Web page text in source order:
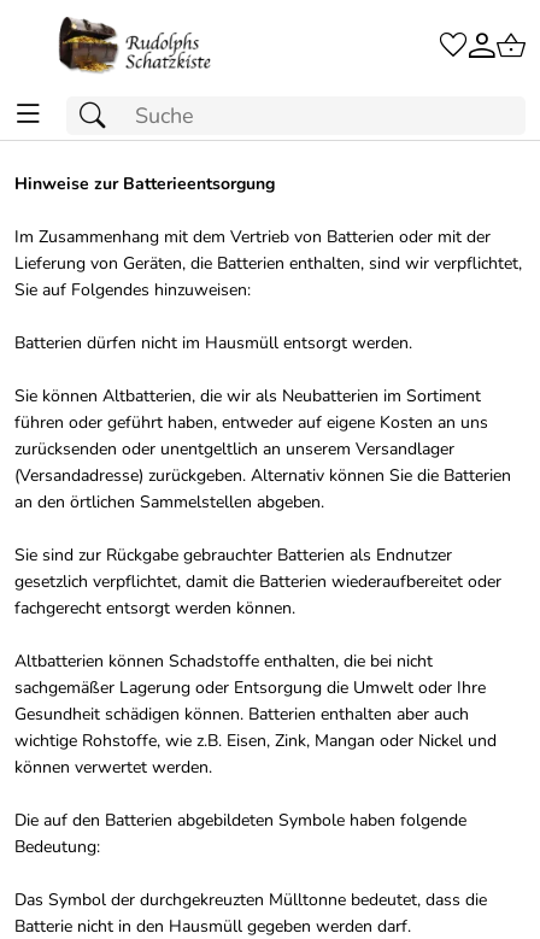
Hinweise zur Batterieentsorgung
Im Zusammenhang mit dem Vertrieb von Batterien oder mit der
Lieferung von Geräten, die Batterien enthalten, sind wir verpflichtet,
Sie auf Folgendes hinzuweisen:
Batterien dürfen nicht im Hausmüll entsorgt werden.
Sie können Altbatterien, die wir als Neubatterien im Sortiment
führen oder geführt haben, entweder auf eigene Kosten an uns
zurücksenden oder unentgeltlich an unserem Versandlager
(Versandadresse) zurückgeben. Alternativ können Sie die Batterien
an den örtlichen Sammelstellen abgeben.
Sie sind zur Rückgabe gebrauchter Batterien als Endnutzer
gesetzlich verpflichtet, damit die Batterien wiederaufbereitet oder
fachgerecht entsorgt werden können.
Altbatterien können Schadstoffe enthalten, die bei nicht
sachgemäßer Lagerung oder Entsorgung die Umwelt oder Ihre
Gesundheit schädigen können. Batterien enthalten aber auch
wichtige Rohstoffe, wie z.B. Eisen, Zink, Mangan oder Nickel und
können verwertet werden.
Die auf den Batterien abgebildeten Symbole haben folgende
Bedeutung:
Das Symbol der durchgekreuzten Mülltonne bedeutet, dass die
Batterie nicht in den Hausmüll gegeben werden darf.